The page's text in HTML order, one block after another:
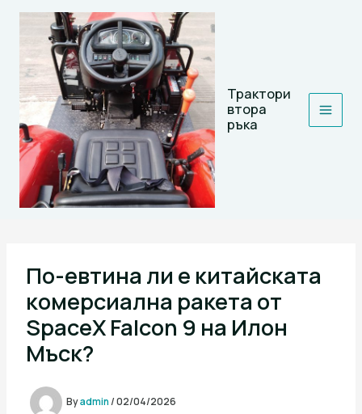
Skip
Трактори
втора
ръка
По-евтина ли е китайската
комерсиална ракета от
SpaceX Falcon 9 на Илон
Мъск?
Byadmin/02/04/2026